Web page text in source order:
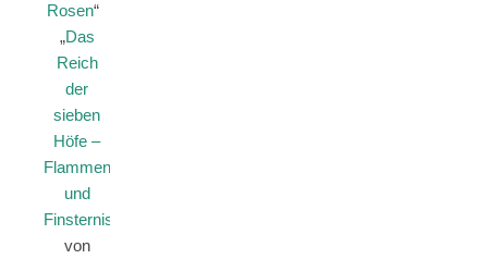
Rosen“
„Das
Reich
der
sieben
Höfe –
Flammen
und
Finsternis
von